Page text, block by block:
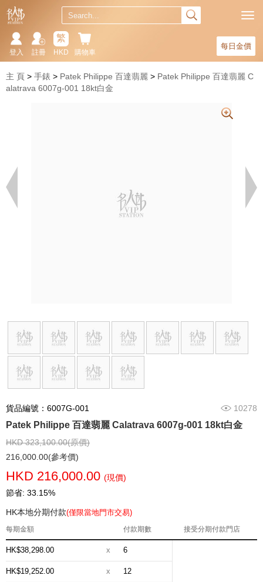
每日金價
購物車
繁
HKD
註冊
登入
主 頁 手錶 Patek Philippe 百達翡麗
Patek Philippe 百達翡麗 C
alatrava 6007g-001 18kt白金
貨品編號：6007G-001 10278
Patek Philippe 百達翡麗 Calatrava 6007g-001 18kt白金
HKD 323,100.00(原價)
216,000.00(參考價)
HKD 216,000.00 (現價)
節省: 33.15%
HK本地分期付款(僅限當地門市交易)
每期金額 付款期數 接受分期付款門店
HK$38,298.00 x 6
HK$19,252.00 x 12